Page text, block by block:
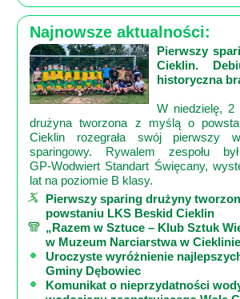
Mapa
Beskid
Niski
Pogórze
Kalendarz
imprez
wydarzeń...
Mapa
zdjęciami
Najnowsze aktualności:
Pierwszy
Cieklin.
historyczna
W niedzielę, 2
drużyna tworzona z myślą o
Cieklin rozegrała swój pierwszy
sparingowy. Rywalem zespołu
GP‑Wodwiert Standart Święcany,
lat na poziomie B klasy.
Pierwszy sparing drużyny
powstaniu LKS Beskid Cieklin
„Razem w Sztuce – Klub Sztuk
w Muzeum Narciarstwa w Cieklinie
Uroczyste wyróżnienie
Gminy Dębowiec
Komunikat o nieprzydatności